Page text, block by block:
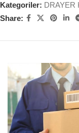
Kategoriler: DRAYER
Share: